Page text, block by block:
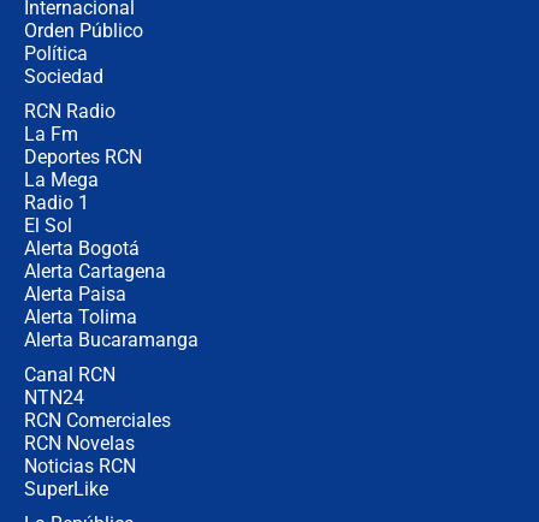
Internacional
Orden Público
Política
Sociedad
RCN Radio
La Fm
Deportes RCN
La Mega
Radio 1
El Sol
Alerta Bogotá
Alerta Cartagena
Alerta Paisa
Alerta Tolima
Alerta Bucaramanga
Canal RCN
NTN24
RCN Comerciales
RCN Novelas
Noticias RCN
SuperLike